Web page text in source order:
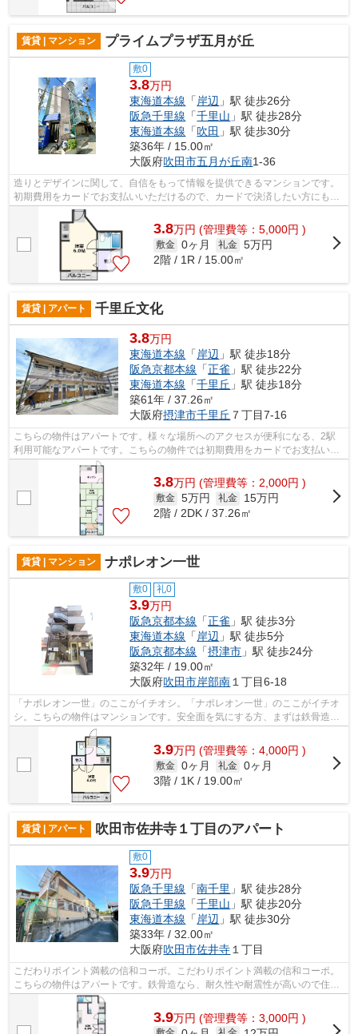
賃貸 | マンション プライムプラザ五月が丘
敷0
3.8万円
東海道本線 「 岸辺 」駅 徒歩26分
阪急千里線 「千里山 」駅 徒歩28分
東海道本線 「吹田 」駅 徒歩30分
築36年 / 15.00㎡
大阪府吹田市五月が丘南1-36
造りとデザインに関して、自信をもって情報を提供できるマンションです。
初期費用をカードでお支払いいただけるので、カードで決済したい方にもお
すすめです。敷地内ごみ置き場がある...
3.8万円 (管理費等：5,000円 )
敷金 0ヶ月 礼金 5万円
2階 / 1R / 15.00㎡
賃貸 | アパート 千里丘文化
3.8万円
東海道本線 「 岸辺 」駅 徒歩18分
阪急京都本線 「正雀 」駅 徒歩22分
東海道本線 「千里丘 」駅 徒歩18分
築61年 / 37.26㎡
大阪府摂津市千里丘 ７丁目7-16
こちらの物件はアパートです。様々な場所へのアクセスが便利になる、2駅
利用可能なアパートです。こちらの物件では初期費用をカードでお支払いい
ただけます。最上階のアパートです。ご...
3.8万円 (管理費等：2,000円 )
敷金 5万円 礼金
15万円
2階 / 2DK / 37.26㎡
賃貸 | マンション ナポレオン一世
敷0 礼0
3.9万円
阪急京都本線 「正雀 」駅 徒歩3分
東海道本線 「岸辺 」駅 徒歩5分
阪急京都本線 「摂津市 」駅 徒歩24分
築32年 / 19.00㎡
大阪府吹田市岸部南１丁目6-18
「ナポレオン一世」のここがイチオシ。「ナポレオン一世」のここがイチオ
シ。こちらの物件はマンションです。安全面を気にする方、まずは鉄骨造を
ご検討されてみませんか。ミライズ吹...
3.9万円 (管理費等：4,000円 )
敷金 0ヶ月 礼金 0ヶ月
3階 / 1K / 19.00㎡
賃貸 | アパート 吹田市佐井寺１丁目のアパート
敷0
3.9万円
阪急千里線 「南千里 」駅 徒歩28分
阪急千里線 「千里山 」駅 徒歩20分
東海道本線 「岸辺 」駅 徒歩30分
築33年 / 32.00㎡
大阪府吹田市佐井寺１丁目
こだわりポイント満載の信和コーポ。こだわりポイント満載の信和コーポ。
こちらの物件はアパートです。鉄骨造なら、耐久性や耐震性が高いので住ん
でで安心です。ミライズ吹田店では阪...
3.9万円 (管理費等：3,000円 )